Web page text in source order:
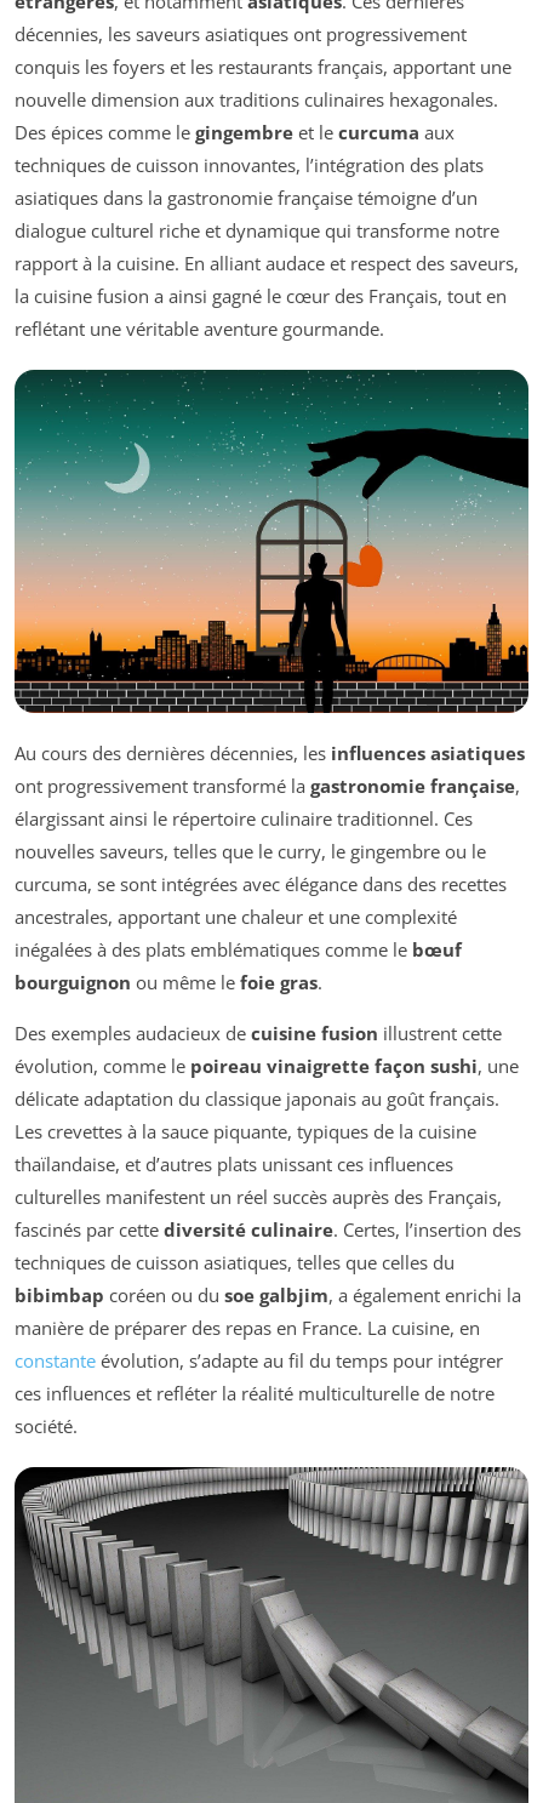
décennies, les saveurs asiatiques ont progressivement
conquis les foyers et les restaurants français, apportant une
nouvelle dimension aux traditions culinaires hexagonales.
Des épices comme le gingembre et le curcuma aux
techniques de cuisson innovantes, l’intégration des plats
asiatiques dans la gastronomie française témoigne d’un
dialogue culturel riche et dynamique qui transforme notre
rapport à la cuisine. En alliant audace et respect des saveurs,
la cuisine fusion a ainsi gagné le cœur des Français, tout en
reflétant une véritable aventure gourmande.
Au cours des dernières décennies, les influences asiatiques
ont progressivement transformé la gastronomie française,
élargissant ainsi le répertoire culinaire traditionnel. Ces
nouvelles saveurs, telles que le curry, le gingembre ou le
curcuma, se sont intégrées avec élégance dans des recettes
ancestrales, apportant une chaleur et une complexité
inégalées à des plats emblématiques comme le bœuf
bourguignon ou même le foie gras.
Des exemples audacieux de cuisine fusion illustrent cette
évolution, comme le poireau vinaigrette façon sushi, une
délicate adaptation du classique japonais au goût français.
Les crevettes à la sauce piquante, typiques de la cuisine
thaïlandaise, et d’autres plats unissant ces influences
culturelles manifestent un réel succès auprès des Français,
fascinés par cette diversité culinaire. Certes, l’insertion des
techniques de cuisson asiatiques, telles que celles du
bibimbap coréen ou du soe galbjim, a également enrichi la
manière de préparer des repas en France. La cuisine, en
constante évolution, s’adapte au fil du temps pour intégrer
ces influences et refléter la réalité multiculturelle de notre
société.